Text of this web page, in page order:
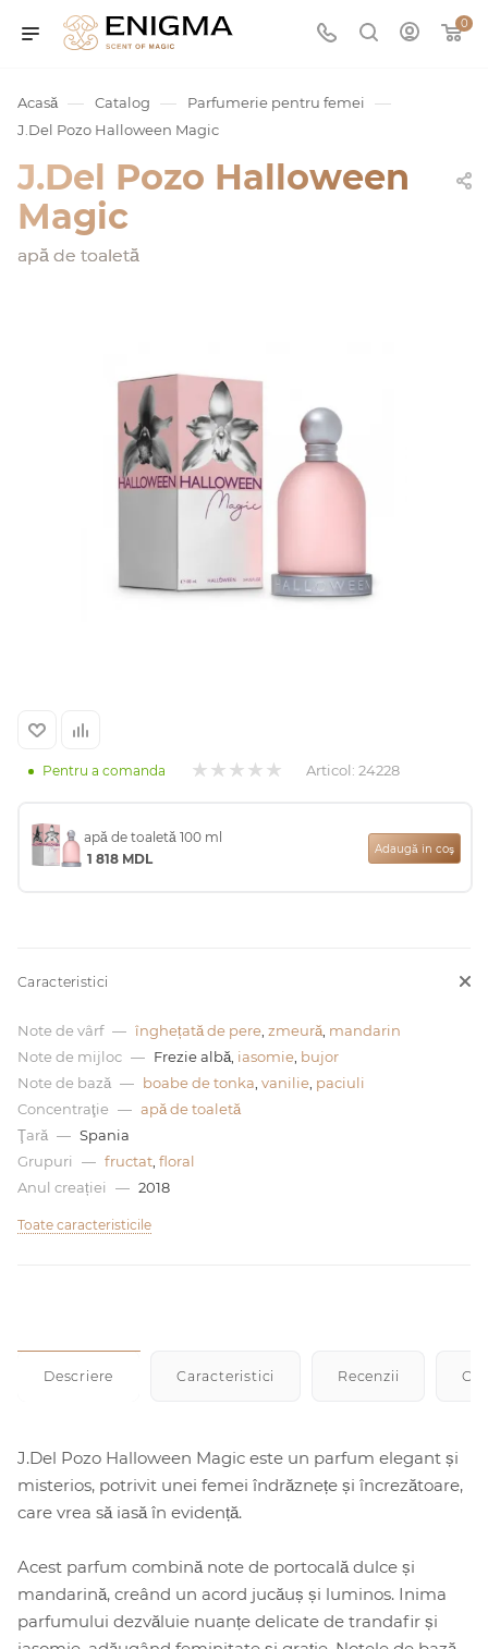
0
de lei
Acasă — Catalog — Parfumerie pentru femei —
J.Del Pozo Halloween Magic
J.Del Pozo Halloween
Magic
apă de toaletă
Pentru a comanda Articol: 24228
apă de toaletă 100 ml
1 818 MDL
Adaugă in coş
Caracteristici
Note de vârf — înghețată de pere zmeură mandarin
Note de mijloc — Frezie albă, iasomie bujor
Note de bază — boabe de tonka vanilie paciuli
Concentraţie — apă de toaletă
Ţară — Spania
Grupuri
— fructat floral
Anul creației
— 2018
Toate caracteristicile
Descriere Caracteristici Recenzii
J.Del Pozo Halloween Magic este un parfum elegant și
misterios, potrivit unei femei îndrăznețe și încrezătoare,
care vrea să iasă în evidență.
Acest parfum combină note de portocală dulce și
mandarină, creând un acord jucăuș și luminos. Inima
parfumului dezvăluie nuanțe delicate de trandafir și